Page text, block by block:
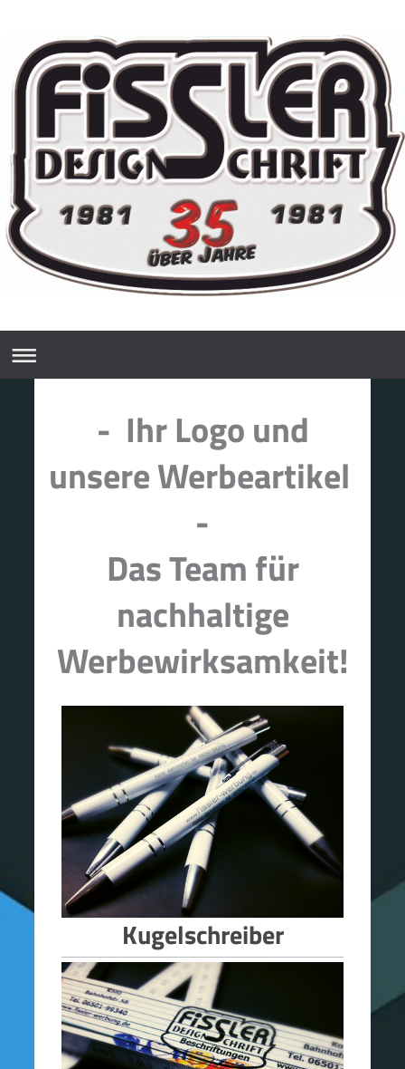
- Ihr Logo und
unsere Werbeartikel
-
Das Team für
nachhaltige
Werbewirksamkeit!
Kugelschreiber